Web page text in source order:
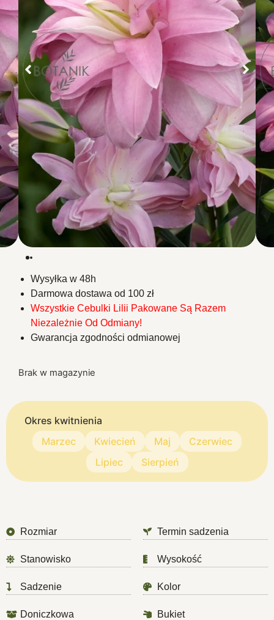
Wysyłka w 48h
Darmowa dostawa od 100 zł
Wszystkie Cebulki Lilii Pakowane Są Razem
Niezależnie Od Odmiany!
Gwarancja zgodności odmianowej
Brak w magazynie
Okres kwitnienia
Marzec
Kwiecień Maj
Czerwiec
Lipiec
Sierpień
Rozmiar Termin sadzenia
Stanowisko Wysokość
Sadzenie Kolor
Doniczkowa Bukiet